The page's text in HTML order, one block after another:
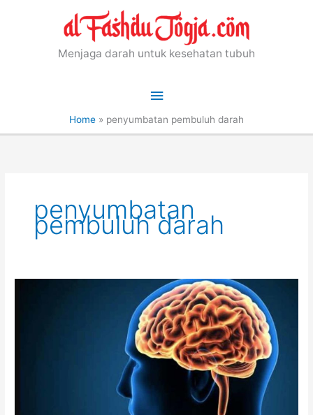
Menjaga darah untuk kesehatan tubuh
Main
Menu
Home » penyumbatan pembuluh darah
penyumbatan
pembuluh darah